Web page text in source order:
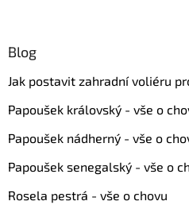
Blog
Jak postavit zahradní voliéru
Papoušek královský - vše o
Papoušek nádherný - vše o
Papoušek senegalský - vše o
Rosela pestrá - vše o chovu